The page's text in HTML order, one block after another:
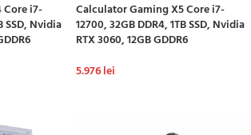
i7-
SSD, Nvidia
Calculator Gaming X5 Core i7-
12700, 32GB DDR4, 1TB SSD, Nvidia
RTX 3060, 12GB GDDR6
5.976lei